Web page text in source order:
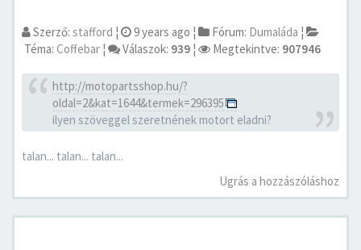
Szerző: stafford ¦ 9 years ago ¦ Fórum: Dumaláda ¦
Téma: Coffebar ¦ Válaszok: 939 ¦ Megtekintve: 907946
http://motopartsshop.hu/?
oldal=2&kat=1644&termek=296395
ilyen szöveggel szeretnének motort eladni?
talan... talan... talan...
Ugrás a hozzászóláshoz